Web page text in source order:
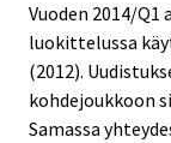
Vuoden 2014/
luokittelussa
(2012).
kohdejoukkoon
Samassa